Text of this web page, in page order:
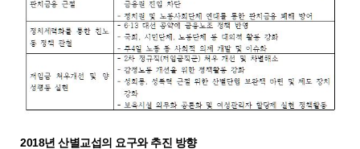
2018년 산별교섭의 요구와 추진 방향